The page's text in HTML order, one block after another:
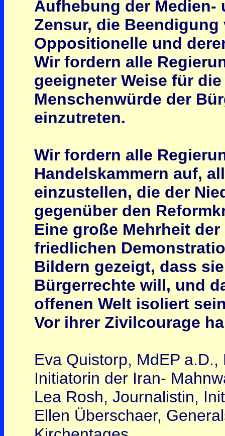
Aufhebung der Medien-
Zensur, die
Oppositionelle und
Wir fordern alle
geeigneter Weise für
Menschenwürde der
einzutreten.
Wir fordern alle
Handelskammern auf,
einzustellen, die der
gegenüber den
Eine große Mehrheit
friedlichen
Bildern gezeigt, dass
Bürgerrechte will, und
offenen Welt isoliert
Vor ihrer Zivilcourage
Eva Quistorp, MdEP
Initiatorin der Iran-
Lea Rosh, Journalistin,
Ellen Überschaer,